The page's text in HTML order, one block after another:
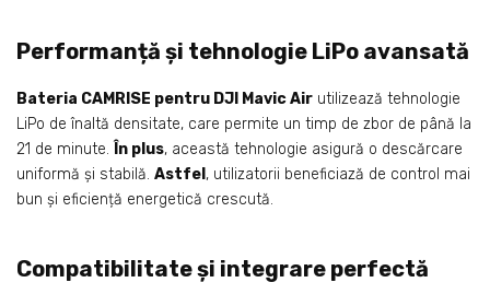
Performanță și tehnologie LiPo avansată
Bateria CAMRISE pentru DJI Mavic Air utilizează tehnologie
LiPo de înaltă densitate, care permite un timp de zbor de până la
21 de minute. În plus, această tehnologie asigură o descărcare
uniformă și stabilă. Astfel , utilizatorii beneficiază de control mai
bun și eficiență energetică crescută.
Compatibilitate și integrare perfectă